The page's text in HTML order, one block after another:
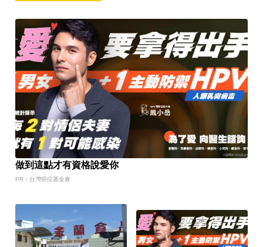
做到這點才有資格說愛你
PR・台灣癌症基金會